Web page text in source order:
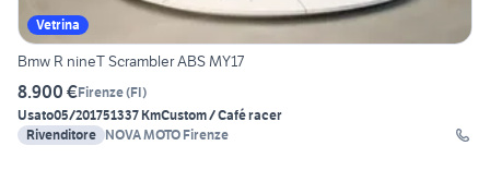
Vetrina
Bmw R nineT Scrambler ABS MY17
8.900 €Firenze(FI)
Usato05/201751337 KmCustom / Café racer
Rivenditore NOVA MOTO Firenze